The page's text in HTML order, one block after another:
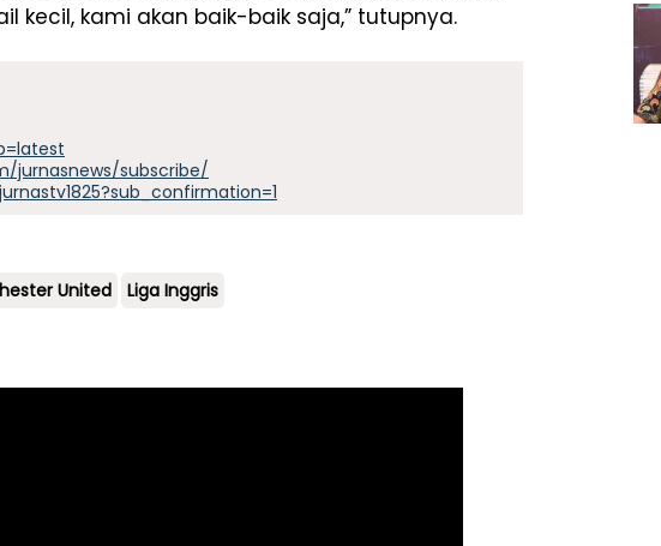
kecil, kami akan baik-baik saja,” tutupnya.
jurnasnews/subscribe/
United Liga Inggris